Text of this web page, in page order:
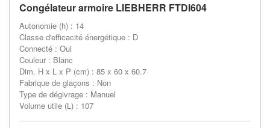
Congélateur armoire LIEBHERR FTDI604
Autonomie (h) : 14
Classe d'efficacité énergétique : D
Connecté : Oui
Couleur : Blanc
Dim. H x L x P (cm) : 85 x 60 x 60.7
Fabrique de glaçons : Non
Type de dégivrage : Manuel
Volume utile (L) : 107